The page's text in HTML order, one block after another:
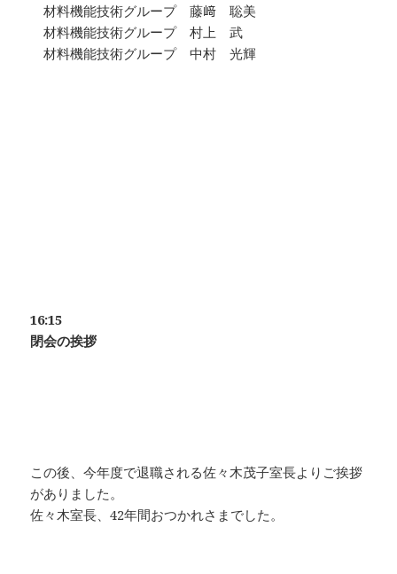
材料機能技術グループ 藤﨑 聡美
材料機能技術グループ 村上 武
材料機能技術グループ 中村 光輝
16:15
閉会の挨拶
この後、今年度で退職される佐々木茂子室長よりご挨拶
がありました。
佐々木室長、42年間おつかれさまでした。